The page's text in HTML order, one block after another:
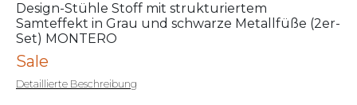
Design-Stühle Stoff mit strukturiertem
Samteffekt in Grau und schwarze Metallfüße (2er-
Set) MONTERO
Sale
Detaillierte Beschreibung